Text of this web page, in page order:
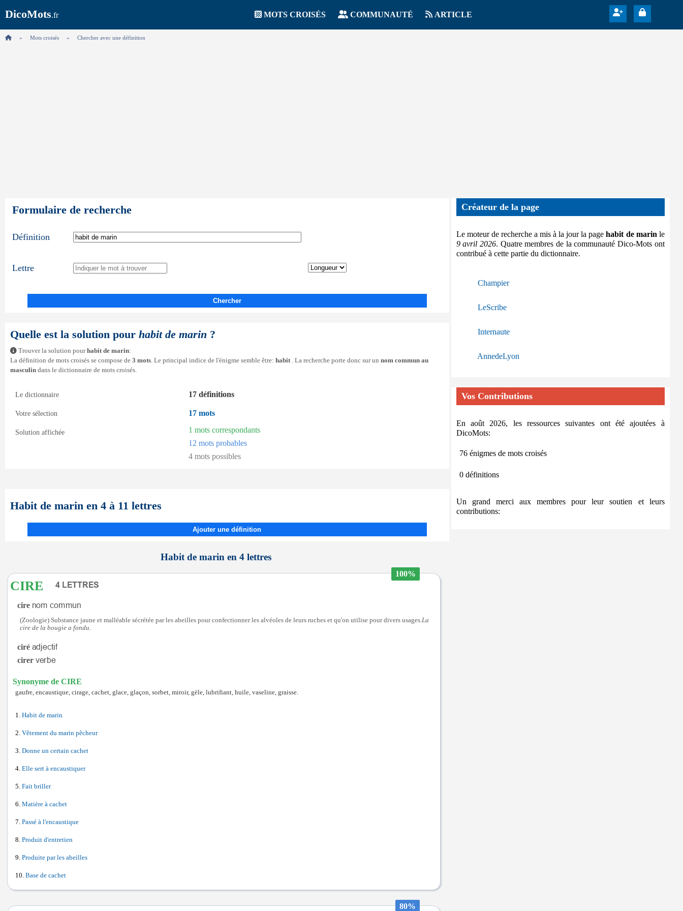
DicoMots.fr MOTS CROISÉS COMMUNAUTÉ ARTICLE
Mots croisés Chercher avec une définition
Formulaire de recherche
Définition
Lettre
Chercher
Quelle est la solution pour habit de marin ?
Trouver la solution pourhabit de marin:
La définition de mots croisés se compose de 3 mots. Le principal indice de l'énigme semble être: habit. La recherche porte donc sur un nom commun au
masculin dans le dictionnaire de mots croisés.
Le dictionnaire 17 définitions
Votre sélection 17 mots
Solution affichée
1 mots correspondants
12 mots probables
4 mots possibles
Habit de marin en 4 à 11 lettres
Ajouter une définition
Habit de marin en 4 lettres
100%
CIRE
cire
(Zoologie) Substance jaune et malléable sécrétée par les abeilles pour confectionner les alvéoles de leurs ruches et qu'on utilise pour divers usages. La
cire de la bougie a fondu.
ciré
cirer
Synonyme de CIRE
gaufre, encaustique, cirage, cachet, glace, glaçon, sorbet, miroir, gèle, lubrifiant, huile, vaseline, graisse.
Habit de marin
Vêtement du marin pêcheur
Donne un certain cachet
Elle sert à encaustiquer
Fait briller
Matière à cachet
Passé à l'encaustique
Produit d'entretien
Produite par les abeilles
Base de cachet
80%
Créateur de la page
Le moteur de recherche a mis à la jour la pagehabit de marin le
9 avril 2026. Quatre membres de la communauté Dico-Mots ont
contribué à cette partie du dictionnaire.
Champier
LeScribe
Internaute
AnnedeLyon
Vos Contributions
En août 2026, les ressources suivantes ont été ajoutées à
DicoMots:
76 énigmes de mots croisés
0 définitions
Un grand merci aux membres pour leur soutien et leurs
contributions: